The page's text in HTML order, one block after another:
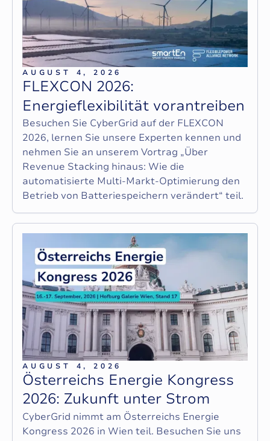
AUGUST 4, 2026
FLEXCON 2026:
Energieflexibilität vorantreiben
Besuchen Sie CyberGrid auf der FLEXCON
2026, lernen Sie unsere Experten kennen und
nehmen Sie an unserem Vortrag „Über
Revenue Stacking hinaus: Wie die
automatisierte Multi-Markt-Optimierung den
Betrieb von Batteriespeichern verändert“ teil.
AUGUST 4, 2026
Österreichs Energie Kongress
2026: Zukunft unter Strom
CyberGrid nimmt am Österreichs Energie
Kongress 2026 in Wien teil. Besuchen Sie uns